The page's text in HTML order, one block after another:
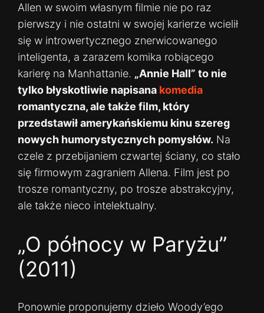
Allen w swoim własnym filmie nie po raz
pierwszy i nie ostatni w swojej karierze wcielił
się w introwertycznego znerwicowanego
inteligenta, a zarazem komika robiącego
karierę na Manhattanie. „Annie Hall” to nie
tylko błyskotliwie napisana komedia
romantyczna, ale także film, który
przedstawił amerykańskiemu kinu szereg
nowych humorystycznych pomysłów. Na
czele z przebijaniem czwartej ściany, co stało
się firmowym zagraniem Allena. Film jest po
trosze romantyczny, po trosze abstrakcyjny,
ale także nieco intelektualny.
„O północy w Paryżu”
(2011)
Ponownie proponujemy dzieło Woody’ego